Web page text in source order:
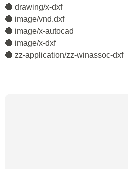
🔵 drawing/x-dxf
🔵 image/vnd.dxf
🔵 image/x-autocad
🔵 image/x-dxf
🔵 zz-application/zz-winassoc-dxf